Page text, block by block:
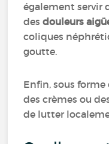
également servir
desdouleurs
coliques
goutte.
Enfin, sous
des crèmes ou
de lutter